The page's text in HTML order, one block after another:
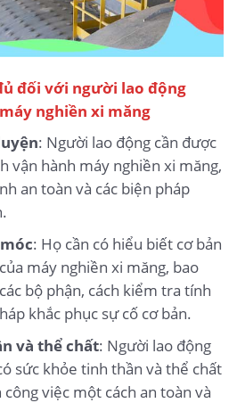
đối với người lao động
nghiền xi măng
: Người lao động cần được
vận hành máy nghiền xi măng,
an toàn và các biện pháp
: Họ cần có hiểu biết cơ bản
máy nghiền xi măng, bao
bộ phận, cách kiểm tra tính
khắc phục sự cố cơ bản.
và thể chất: Người lao động
sức khỏe tinh thần và thể chất
việc một cách an toàn và